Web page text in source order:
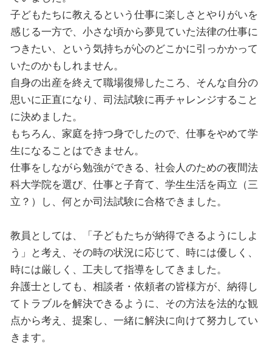
子どもたちに教えるという仕事に楽しさとやりがいを
感じる一方で、小さな頃から夢見ていた法律の仕事に
つきたい、という気持ちが心のどこかに引っかかって
いたのかもしれません。
自身の出産を終えて職場復帰したころ、そんな自分の
思いに正直になり、司法試験に再チャレンジすること
に決めました。
もちろん、家庭を持つ身でしたので、仕事をやめて学
生になることはできません。
仕事をしながら勉強ができる、社会人のための夜間法
科大学院を選び、仕事と子育て、学生生活を両立（三
立？）し、何とか司法試験に合格できました。
教員としては、「子どもたちが納得できるようにしよ
う」と考え、その時の状況に応じて、時には優しく、
時には厳しく、工夫して指導をしてきました。
弁護士としても、相談者・依頼者の皆様方が、納得し
てトラブルを解決できるように、その方法を法的な観
点から考え、提案し、一緒に解決に向けて努力してい
きます。